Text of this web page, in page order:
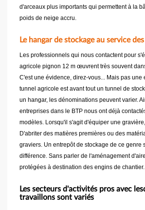
d'arceaux plus importants qui permettent à la
poids de neige accru.
Le hangar de stockage au service
Les professionnels qui nous contactent pour
agricole pignon 12 m œuvrent très souvent
C'est une évidence, direz-vous... Mais pas une
tunnel agricole est avant tout un tunnel de
un hangar, les dénominations peuvent varier.
entreprises dans le BTP nous ont déjà
modèles. Lorsqu'il s'agit d'équiper une
D'abriter des matières premières ou des
graviers. Un entrepôt de stockage de ce genre
différence. Sans parler de l'aménagement
protégées à destination des engins de chantier.
Les secteurs d'activités pros avec
travaillons sont variés